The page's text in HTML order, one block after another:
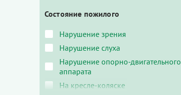
Состояние пожилого
Нарушение зрения
Нарушение слуха
Нарушение опорно-двигательного
аппарата
На кресле-коляске